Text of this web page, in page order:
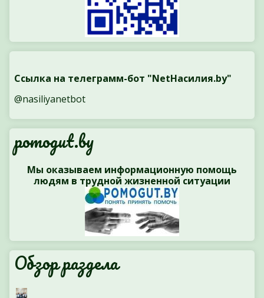
Ссылка на телеграмм-бот "NetНасилия.by"
@nasiliyanetbot
pomogut.by
Мы оказываем информационную помощь
людям в трудной жизненной ситуации
Обзор раздела